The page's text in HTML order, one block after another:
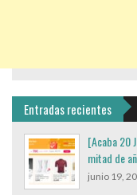
Entradas recientes
[Acaba 20
mitad de
junio 19,